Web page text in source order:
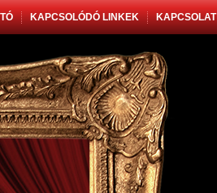
KAPCSOLÓDÓ LINKEK KAPCSOLAT